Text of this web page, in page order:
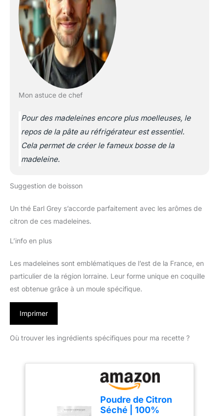
Mon astuce de chef
Pour des madeleines encore plus moelleuses, le
repos de la pâte au réfrigérateur est essentiel.
Cela permet de créer le fameux bosse de la
madeleine.
Suggestion de boisson
Un thé Earl Grey s’accorde parfaitement avec les arômes de
citron de ces madeleines.
L’info en plus
Les madeleines sont emblématiques de l’est de la France, en
particulier de la région lorraine. Leur forme unique en coquille
est obtenue grâce à un moule spécifique.
Imprimer
Où trouver les ingrédients spécifiques pour ma recette ?
Poudre de Citron
Séché | 100%